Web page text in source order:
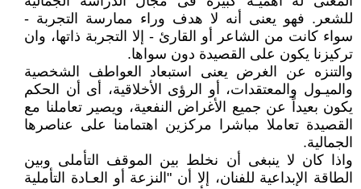
للشعر. فهو يعنى أنه لا هدف وراء ممارسة التجربة -
سواء كانت من الشاعر أو القارئ - إلا التجربة ذاتها، وان
تركيزنا يكون على القصيدة دون سواها.
والتنزه عن الغرض يعنى استبعاد العواطف الشخصية
والميـول والمعتقدات، أو الرؤى الأخلاقية، أى أن الحكم
يكون بعيداً عن جميع الأغراض النفعية، ويصير تعاملنا مع
القصيدة تعاملا مباشرا مركزين اهتمامنا على عناصرها
الجمالية.
واذا كان لا ينبغى أن نخلط بين الموقف التأملى وبين
الطاقة الإبداعية للفنان، إلا أن "النزعة أو العـادة التأملية